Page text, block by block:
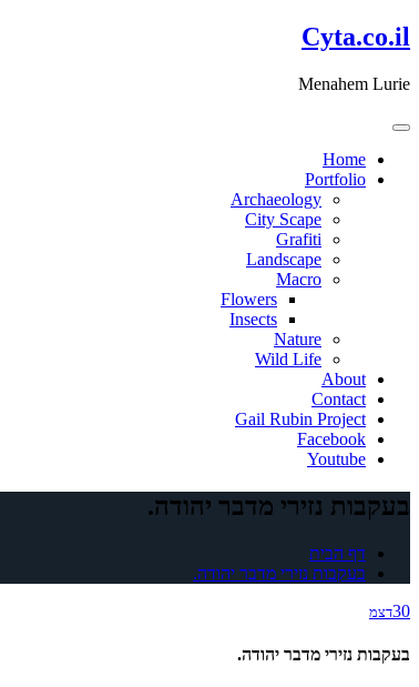
דלג
לתוכן
Cyta.co.il
Menahem Lurie
Home
Portfolio
Archaeology
City Scape
Grafiti
Landscape
Macro
Flowers
Insects
Nature
Wild Life
About
Contact
Gail Rubin Project
Facebook
Youtube
בעקבות נזירי מדבר יהודה.
דף הבית
בעקבות נזירי מדבר יהודה.
30דצמ
בעקבות נזירי מדבר יהודה.